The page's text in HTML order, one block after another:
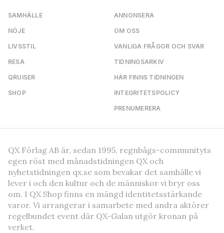
SAMHÄLLE
NÖJE
LIVSSTIL
RESA
QRUISER
SHOP
ANNONSERA
OM OSS
VANLIGA FRÅGOR OCH SVAR
TIDNINGSARKIV
HÄR FINNS TIDNINGEN
INTEGRITETSPOLICY
PRENUMERERA
QX Förlag AB är, sedan 1995, regnbågs-communityts
egen röst med månadstidningen QX och
nyhetstidningen qx.se som bevakar det samhälle vi
lever i och den kultur och de människor vi bryr oss
om. I QX Shop finns en mängd identitetsstärkande
varor. Vi arrangerar i samarbete med andra aktörer
regelbundet event där QX-Galan utgör kronan på
verket.